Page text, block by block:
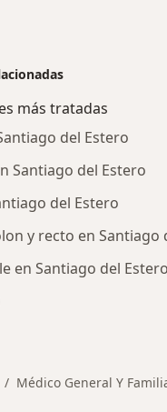
más tratadas
del Estero
Santiago del Estero
del Estero
y recto en Santiago
en Santiago del Estero
Médico General Y